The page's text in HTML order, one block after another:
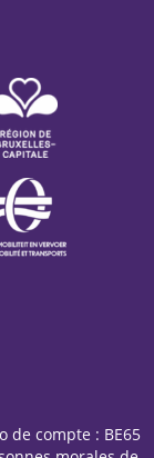
de compte : BE65